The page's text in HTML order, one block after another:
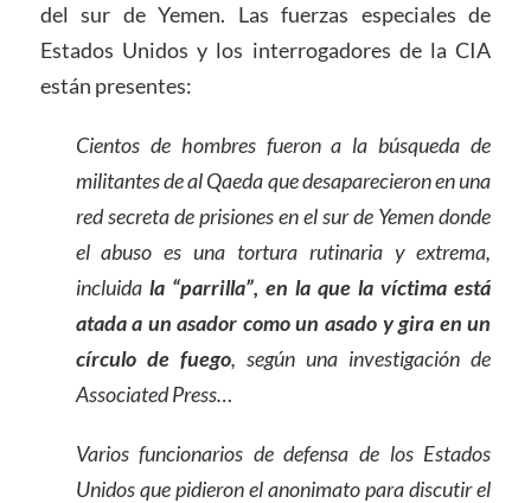
del sur de Yemen. Las fuerzas especiales de
Estados Unidos y los interrogadores de la CIA
están presentes:
Cientos de hombres fueron a la búsqueda de
militantes de al Qaeda que desaparecieron en una
red secreta de prisiones en el sur de Yemen donde
el abuso es una tortura rutinaria y extrema,
incluida la “parrilla”, en la que la víctima está
atada a un asador como un asado y gira en un
círculo de fuego, según una investigación de
Associated Press…
Varios funcionarios de defensa de los Estados
Unidos que pidieron el anonimato para discutir el